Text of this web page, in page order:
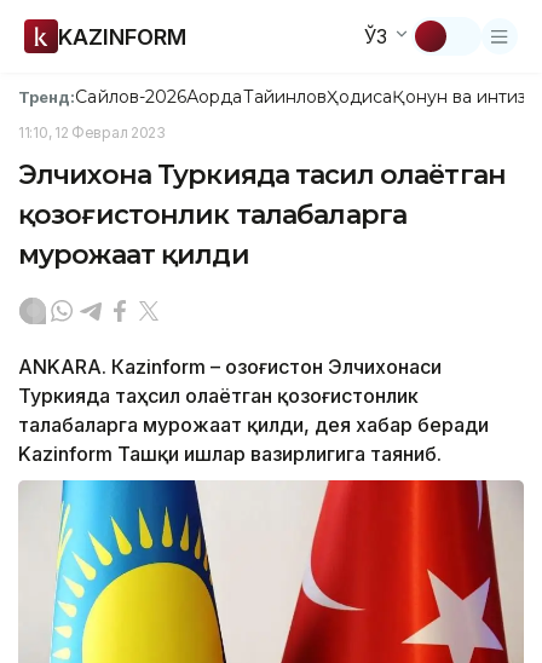
KAZINFORM ЎЗ
Тренд:Сайлов-2026АқордаТайинловҲодисаҚонун ва
11:10, 12 Феврал 2023
Элчихона Туркияда таҳсил олаётган
қозоғистонлик талабаларга
мурожаат қилди
АNKARА. Кazinform – Қозоғистон Элчихонаси
Туркияда таҳсил олаётган қозоғистонлик
талабаларга мурожаат қилди, дея хабар беради
Kazinform Ташқи ишлар вазирлигига таяниб.